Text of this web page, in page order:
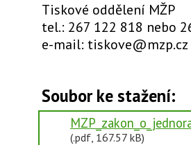
Tiskové oddělení MŽP
tel.: 267 122 818 nebo
e-mail: tiskove@mzp.cz
Soubor ke stažení:
(.pdf, 167.57 kB)